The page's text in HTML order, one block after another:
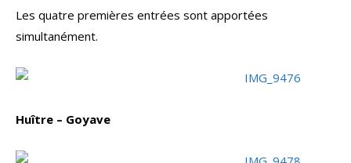
Les quatre premières entrées sont apportées
simultanément.
Huître – Goyave